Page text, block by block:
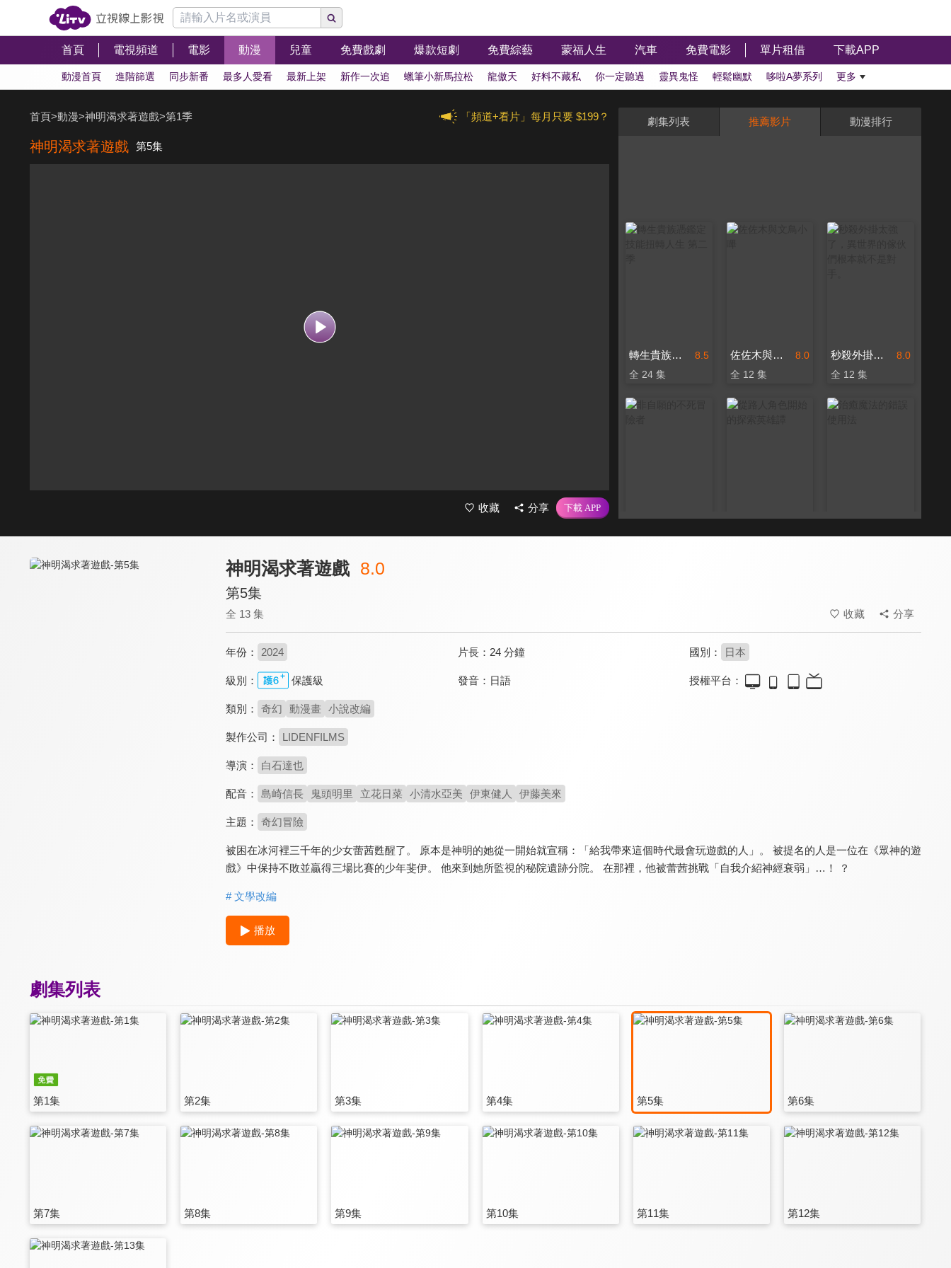
首頁 電視頻道 電影 動漫 兒童 免費戲劇 爆款短劇 免費綜藝 蒙福人生 汽車 免費電影 單片租借 下載APP
動漫首頁 進階篩選 同步新番 最多人愛看 最新上架 新作一次追 蠟筆小新馬拉松 龍傲天 好料不藏私 你一定聽過 靈異鬼怪 輕鬆幽默 哆啦A夢系列 更多
「頻道+看片」每月只要 $199？
首頁>動漫>神明渴求著遊戲>第1季
神明渴求著遊戲 第5集
收藏 分享
劇集列表 推薦影片 動漫排行
8.5
轉生貴族憑鑑定技能扭轉人生 第二季
全 24 集
8.0
佐佐木與文鳥小嗶
全 12 集
8.0
秒殺外掛太強了，異世界的傢伙們根本就不是對手。
全 12 集
神明渴求著遊戲 8.0
第5集
全 13 集 收藏 分享
年份： 2024 片長： 24 分鐘 國別： 日本
級別： 保護級 發音： 日語 授權平台：
類別： 奇幻 動漫畫 小說改編
製作公司： LIDENFILMS
導演： 白石達也
配音： 島崎信長 鬼頭明里 立花日菜 小清水亞美 伊東健人 伊藤美來
主題： 奇幻冒險
被困在冰河裡三千年的少女蕾茜甦醒了。 原本是神明的她從一開始就宣稱：「給我帶來這個時代最會玩遊戲的人」。 被提名的人是一位在《眾神的遊
戲》中保持不敗並贏得三場比賽的少年斐伊。 他來到她所監視的秘院遺跡分院。 在那裡，他被蕾茜挑戰「自我介紹神經衰弱」…！ ？
# 文學改編
播放
劇集列表
第1集 第2集 第3集 第4集 第5集 第6集
第7集 第8集 第9集 第10集 第11集 第12集